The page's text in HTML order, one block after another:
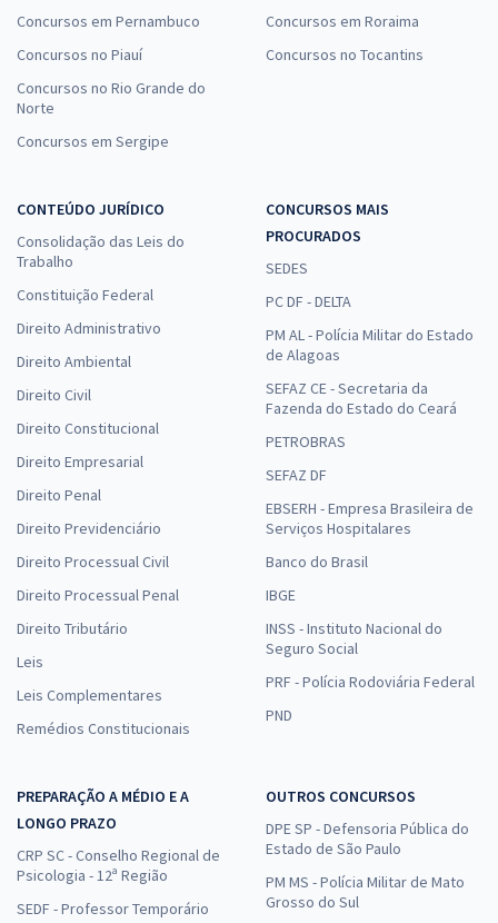
Concursos em Pernambuco
Concursos no Piauí
Concursos no Rio Grande do
Norte
Concursos em Sergipe
Concursos em Roraima
Concursos no Tocantins
CONTEÚDO JURÍDICO
Consolidação das Leis do
Trabalho
Constituição Federal
Direito Administrativo
Direito Ambiental
Direito Civil
Direito Constitucional
Direito Empresarial
Direito Penal
Direito Previdenciário
Direito Processual Civil
Direito Processual Penal
Direito Tributário
Leis
Leis Complementares
Remédios Constitucionais
CONCURSOS MAIS
PROCURADOS
SEDES
PC DF - DELTA
PM AL - Polícia Militar do Estado
de Alagoas
SEFAZ CE - Secretaria da
Fazenda do Estado do Ceará
PETROBRAS
SEFAZ DF
EBSERH - Empresa Brasileira de
Serviços Hospitalares
Banco do Brasil
IBGE
INSS - Instituto Nacional do
Seguro Social
PRF - Polícia Rodoviária Federal
PND
PREPARAÇÃO A MÉDIO E A
LONGO PRAZO
CRP SC - Conselho Regional de
Psicologia - 12ª Região
SEDF - Professor Temporário
OUTROS CONCURSOS
DPE SP - Defensoria Pública do
Estado de São Paulo
PM MS - Polícia Militar de Mato
Grosso do Sul